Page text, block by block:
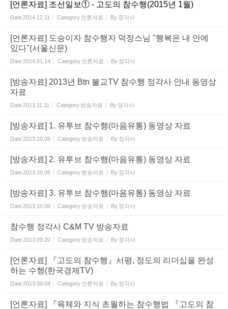
[언론자료] 조선일보① - 고도의 참수행(2015년 1월)
Date2014.12.11 Category 언론자료 By 정각사
[언론자료] 도승이자 참수행자 덕정스님 "행복은 내 안에
있다"(서울신문)
Date2014.01.14 Category 언론자료 By 정각사
[방송자료] 2013년 Btn 불교TV 참수행 정각사 안내 동영상
자료
Date2013.11.11 Category 방송자료 By 정각사
[방송자료] 1. 유투브 참수행(마음유통) 동영상 자료
Date2013.10.06 Category 방송자료 By 정각사
[방송자료] 2. 유투브 참수행(마음유통) 동영상 자료
Date2013.10.06 Category 방송자료 By 정각사
[방송자료] 3. 유투브 참수행(마음유통) 동영상 자료
Date2013.10.06 Category 방송자료 By 정각사
참수행 정각사 C&M TV 방송자료
Date2013.09.20 Category 방송자료 By 정각사
[언론자료] 『고도의 참수행』서평, 정도의 리더십을 완성
하는 수행(한국경제TV)
Date2013.09.04 Category 언론자료 By 정각사
[언론자료] 『육체와 지식 초월하는 참수행법 『고도의 참